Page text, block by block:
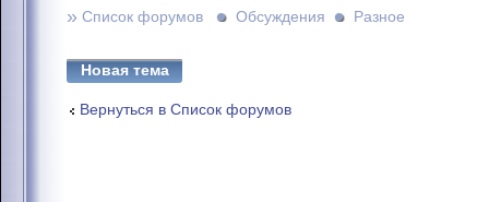
» Список форумов Обсуждения Разное
Новая тема
Вернуться в Список форумов